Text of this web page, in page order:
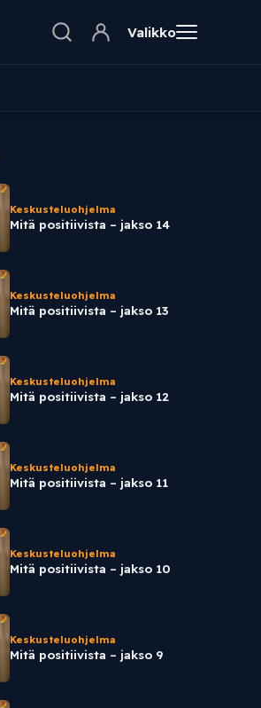
Valikko
Keskusteluohjelma
Mitä positiivista – jakso 14
Keskusteluohjelma
Mitä positiivista – jakso 13
Keskusteluohjelma
Mitä positiivista – jakso 12
Keskusteluohjelma
Mitä positiivista – jakso 11
Keskusteluohjelma
Mitä positiivista – jakso 10
Keskusteluohjelma
Mitä positiivista – jakso 9